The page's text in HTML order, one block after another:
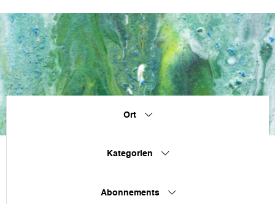
Ort
Kategorien
Abonnements